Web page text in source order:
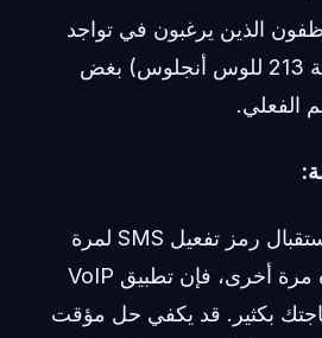
الذين يرغبون في تواجد
محلي (مثل كود منطقة 213 للوس أنجلوس) بغض
الفعلي.
إذا كنت تحتاج فقط لاستقبال رمز تفعيل SMS لمرة
واحدة لموقع لن تزوره مرة أخرى، فإن تطبيق VoIP
بكثير. قد يكفي حل مؤقت